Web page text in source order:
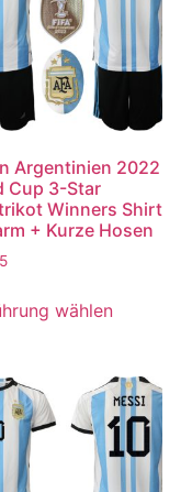
Argentinien 2022
Cup 3-Star
Winners Shirt
+ Kurze Hosen
wählen